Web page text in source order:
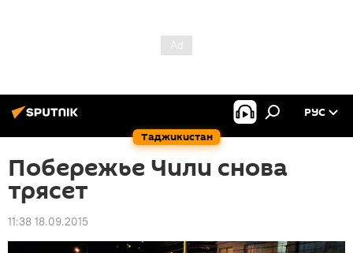
Таджикистан
РУС
Побережье Чили снова
трясет
11:38 18.09.2015